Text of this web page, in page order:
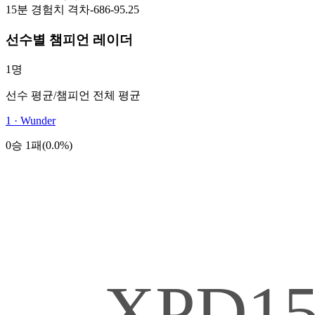
15분 경험치 격차-686-95.25
선수별 챔피언 레이더
1명
선수 평균/챔피언 전체 평균
1 · Wunder
0승 1패(0.0%)